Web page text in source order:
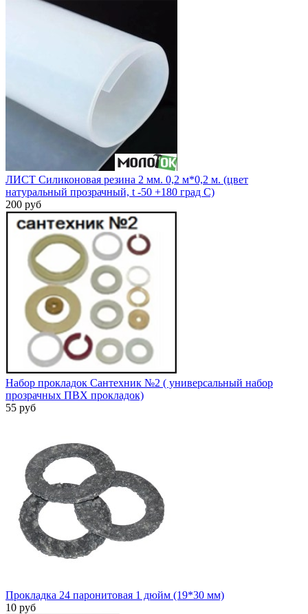
ЛИСТ Силиконовая резина 2 мм. 0,2 м*0,2 м. (цвет
натуральный прозрачный, t -50 +180 град С)
200 руб
Набор прокладок Сантехник №2 ( универсальный набор
прозрачных ПВХ прокладок)
55 руб
Прокладка 24 паронитовая 1 дюйм (19*30 мм)
10 руб